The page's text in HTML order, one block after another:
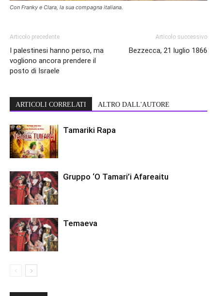
Con Franky e Clara, la sua compagna italiana.
Articolo precedente
I palestinesi hanno perso, ma
vogliono ancora prendere il
posto di Israele
Articolo successivo
Bezzecca, 21 luglio 1866
ARTICOLI CORRELATI ALTRO DALL'AUTORE
Tamariki Rapa
Gruppo ‘O Tamari’i Afareaitu
Temaeva